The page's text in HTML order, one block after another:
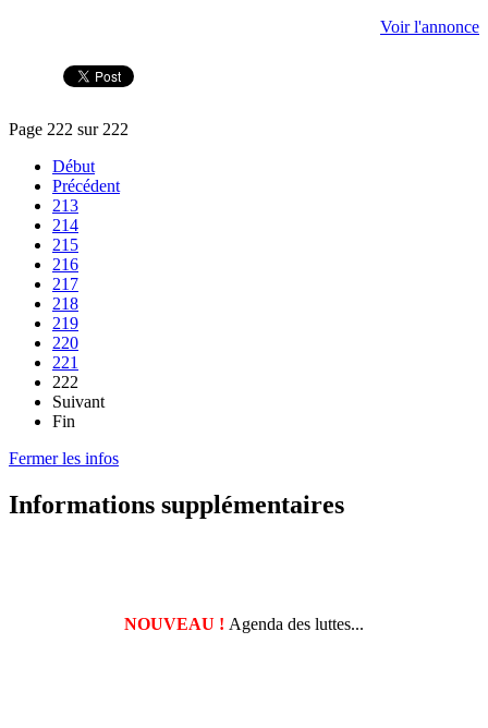
Voir l'annonce
Page 222 sur 222
Début
Précédent
213
214
215
216
217
218
219
220
221
222
Suivant
Fin
Fermer les infos
Informations supplémentaires
NOUVEAU ! Agenda des luttes...